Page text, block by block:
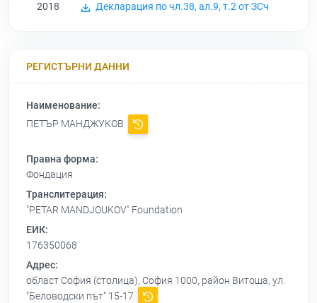
2018
Декларация по чл.38, ал.9, т.2 от ЗСч
РЕГИСТЪРНИ ДАННИ
Наименование:
ПЕТЪР МАНДЖУКОВ
Правна форма:
Фондация
Транслитерация:
"PETAR MANDJOUKOV" Foundation
ЕИК:
176350068
Адрес:
област София (столица), София 1000, район Витоша, ул.
"Беловодски път" 15-17